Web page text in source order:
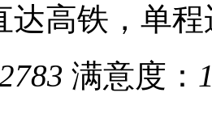
达高铁，单
满意度：